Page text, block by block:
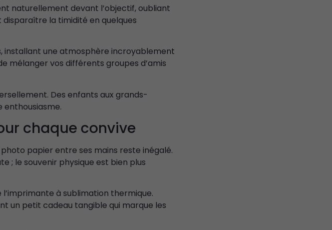
naturellement devant l’objectif, oubliant
la timidité en quelques
installant une atmosphère incroyablement
mélanger vos différents groupes d’amis
Des enfants aux grands-
chaque convive
papier entre ses mains reste inégalé.
; le souvenir physique est bien plus
à sublimation thermique.
un petit cadeau tangible qui marque les